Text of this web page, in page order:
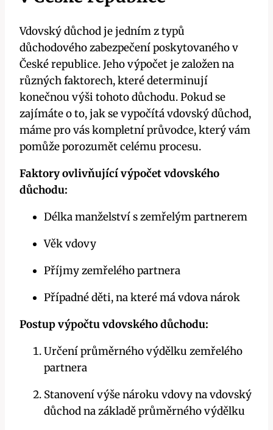
Vdovský důchod je jedním z typů
důchodového zabezpečení poskytovaného v
České republice. Jeho výpočet je založen na
různých faktorech, které determinují
konečnou výši tohoto důchodu. Pokud se
zajímáte o to, jak se vypočítá vdovský důchod,
máme pro vás kompletní průvodce, který vám
pomůže porozumět celému procesu.
Faktory ovlivňující výpočet vdovského
důchodu:
Délka manželství s zemřelým partnerem
Věk vdovy
Příjmy zemřelého partnera
Případné děti, na které má vdova nárok
Postup výpočtu vdovského důchodu:
Určení průměrného výdělku zemřelého
partnera
Stanovení výše nároku vdovy na vdovský
důchod na základě průměrného výdělku